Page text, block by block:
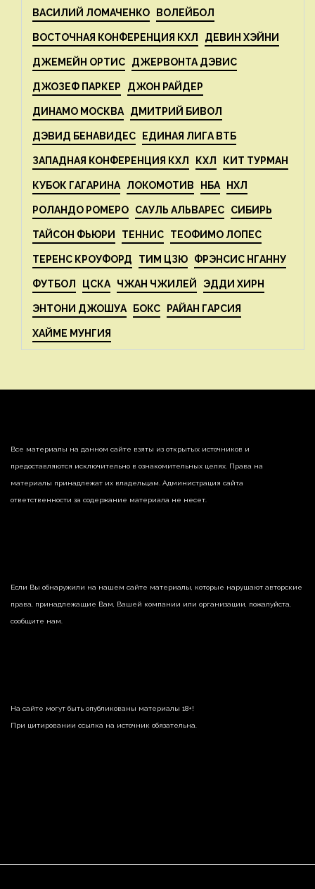
ВАСИЛИЙ ЛОМАЧЕНКО ВОЛЕЙБОЛ
ВОСТОЧНАЯ КОНФЕРЕНЦИЯ КХЛ ДЕВИН ХЭЙНИ
ДЖЕМЕЙН ОРТИС ДЖЕРВОНТА ДЭВИС
ДЖОЗЕФ ПАРКЕР ДЖОН РАЙДЕР
ДИНАМО МОСКВА ДМИТРИЙ БИВОЛ
ДЭВИД БЕНАВИДЕС ЕДИНАЯ ЛИГА ВТБ
ЗАПАДНАЯ КОНФЕРЕНЦИЯ КХЛ КХЛ КИТ ТУРМАН
КУБОК ГАГАРИНА ЛОКОМОТИВ НБА НХЛ
РОЛАНДО РОМЕРО САУЛЬ АЛЬВАРЕС СИБИРЬ
ТАЙСОН ФЬЮРИ ТЕННИС ТЕОФИМО ЛОПЕС
ТЕРЕНС КРОУФОРД ТИМ ЦЗЮ ФРЭНСИС НГАННУ
ФУТБОЛ ЦСКА ЧЖАН ЧЖИЛЕЙ ЭДДИ ХИРН
ЭНТОНИ ДЖОШУА БОКС РАЙАН ГАРСИЯ
ХАЙМЕ МУНГИЯ
Все материалы на данном сайте взяты из открытых источников и
предоставляются исключительно в ознакомительных целях. Права на
материалы принадлежат их владельцам. Администрация сайта
ответственности за содержание материала не несет.
Если Вы обнаружили на нашем сайте материалы, которые нарушают авторские
права, принадлежащие Вам, Вашей компании или организации, пожалуйста,
сообщите нам.
На сайте могут быть опубликованы материалы 18+!
При цитировании ссылка на источник обязательна.